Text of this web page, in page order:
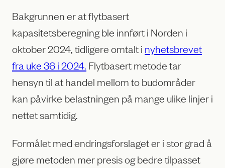
Bakgrunnen er at flytbasert
kapasitetsberegning ble innført i Norden i
oktober 2024, tidligere omtalt i nyhetsbrevet
fra uke 36 i 2024. Flytbasert metode tar
hensyn til at handel mellom to budområder
kan påvirke belastningen på mange ulike linjer i
nettet samtidig.
Formålet med endringsforslaget er i stor grad å
gjøre metoden mer presis og bedre tilpasset